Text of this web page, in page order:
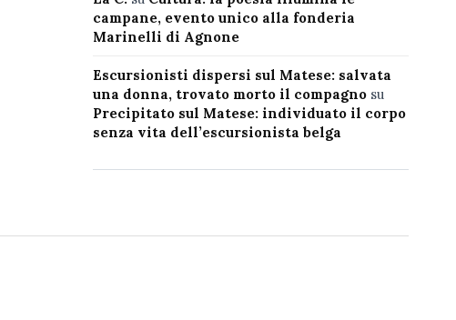
campane, evento unico alla fonderia
Marinelli di Agnone
Escursionisti dispersi sul Matese: salvata
una donna, trovato morto il compagnosu
Precipitato sul Matese: individuato il corpo
senza vita dell’escursionista belga